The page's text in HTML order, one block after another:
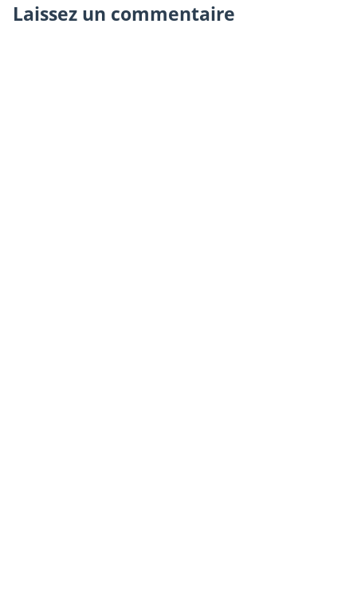
Laissez un commentaire